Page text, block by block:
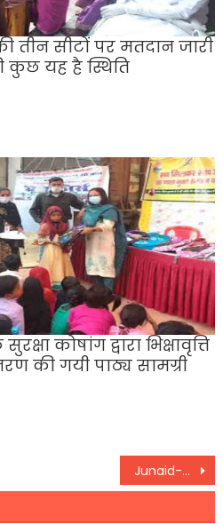
तीन सीटों पर मतदान जारी
यह है स्थिति
कोषांग द्वारा भिक्षावृत्ति
की गयी पाठ्य सामग्री
Junaid-Nasir Murder Case: गहलोत सरकार को घेरने चले थे ओवैसी, ट्विटर यूजर ने पूछा- श्रद्धा की फैमिली से…